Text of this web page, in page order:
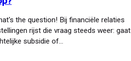
the question! Bij financiële relaties
rijst die vraag steeds weer: gaat
subsidie of…